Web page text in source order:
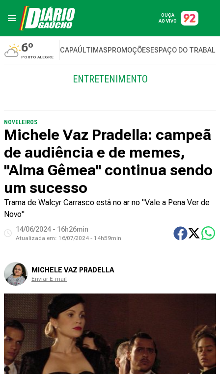
OUÇA
AO VIVO
6º
PORTO ALEGRE
CAPAÚLTIMASPROMOÇÕESESPAÇO DO
ENTRETENIMENTO
NOVELEIROS
Michele Vaz Pradella: campeã
de audiência e de memes,
"Alma Gêmea" continua sendo
um sucesso
Trama de Walcyr Carrasco está no ar no "Vale a Pena Ver de
Novo"
14/06/2024 - 16h26min
Atualizada em: 16/07/2024 - 14h59min
MICHELE VAZ PRADELLA
Enviar E-mail